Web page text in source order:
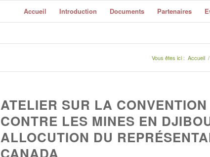
Accueil Introduction Documents Partenaires
Vous êtes ici : Accueil /
ATELIER SUR LA CONVENTION
CONTRE LES MINES EN
ALLOCUTION DU
CANADA